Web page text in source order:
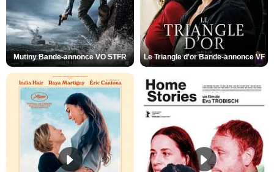
Mutiny Bande-annonce VO STFR Le Triangle d'or Bande-annonce VF